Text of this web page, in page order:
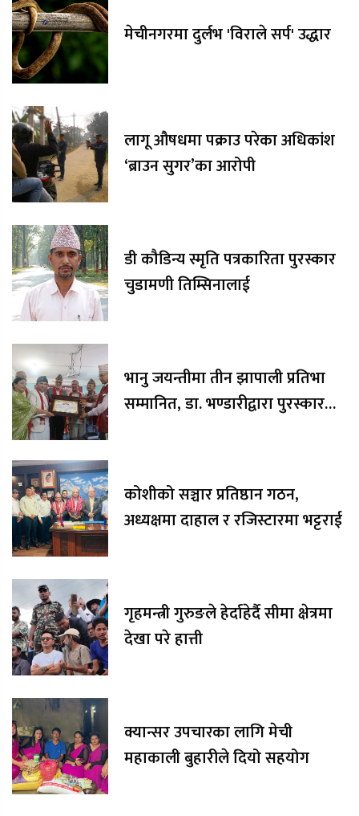
मेचीनगरमा दुर्लभ 'विराले सर्प' उद्धार
लागू औषधमा पक्राउ परेका अधिकांश
‘ब्राउन सुगर’का आरोपी
डी कौडिन्य स्मृति पत्रकारिता पुरस्कार
चुडामणी तिम्सिनालाई
भानु जयन्तीमा तीन झापाली प्रतिभा
सम्मानित, डा. भण्डारीद्वारा पुरस्कार
कोशीको सञ्चार प्रतिष्ठान गठन,
अध्यक्षमा दाहाल र रजिस्टारमा भट्टराई
गृहमन्त्री गुरुङले हेर्दाहेर्दै सीमा क्षेत्रमा
देखा परे हात्ती
क्यान्सर उपचारका लागि मेची
महाकाली बुहारीले दियो सहयोग